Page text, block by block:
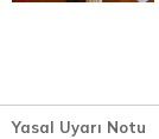
Yasal Uyarı Notu